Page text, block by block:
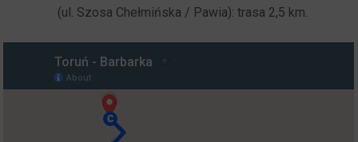
(ul. Szosa Chełmińska / Pawia): trasa 2,5 km.